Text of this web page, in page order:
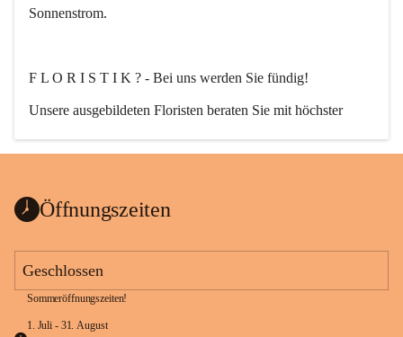
Sonnenstrom.
F L O R I S T I K ? - Bei uns werden Sie fündig!
Unsere ausgebildeten Floristen beraten Sie mit höchster
oder auch Trauerfloristik. Nach Ihren wünschen planen,
Anlass.
G A R T E N G E S T A L T U N G ganz nach Ihrem Stil.
Öffnungszeiten
Geschlossen
Sommeröffnungszeiten!
1. Juli - 31. August